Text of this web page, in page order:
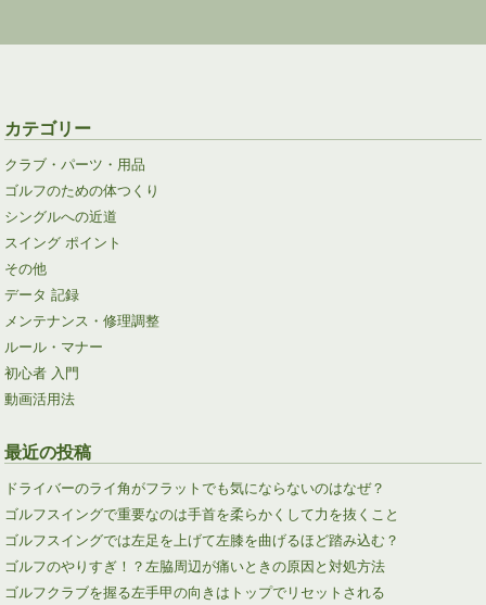
カテゴリー
クラブ・パーツ・用品
ゴルフのための体つくり
シングルへの近道
スイング ポイント
その他
データ 記録
メンテナンス・修理調整
ルール・マナー
初心者 入門
動画活用法
最近の投稿
ドライバーのライ角がフラットでも気にならないのはなぜ？
ゴルフスイングで重要なのは手首を柔らかくして力を抜くこと
ゴルフスイングでは左足を上げて左膝を曲げるほど踏み込む？
ゴルフのやりすぎ！？左脇周辺が痛いときの原因と対処方法
ゴルフクラブを握る左手甲の向きはトップでリセットされる